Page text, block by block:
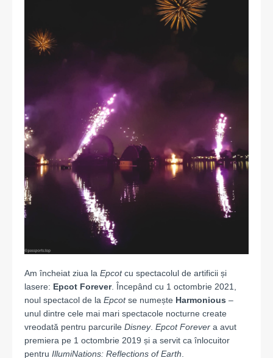
Am încheiat ziua la Epcotcu spectacolul de artificii și
lasere: Epcot Forever. Începând cu 1 octombrie 2021,
noul spectacol de la Epcotse numește Harmonious –
unul dintre cele mai mari spectacole nocturne create
vreodată pentru parcurile Disney. Epcot Forever a avut
premiera pe 1 octombrie 2019 și a servit ca înlocuitor
pentru IllumiNations: Reflections of Earth